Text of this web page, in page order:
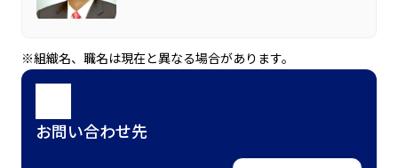
※組織名、職名は現在と異なる場合があります。
お問い合わせ先